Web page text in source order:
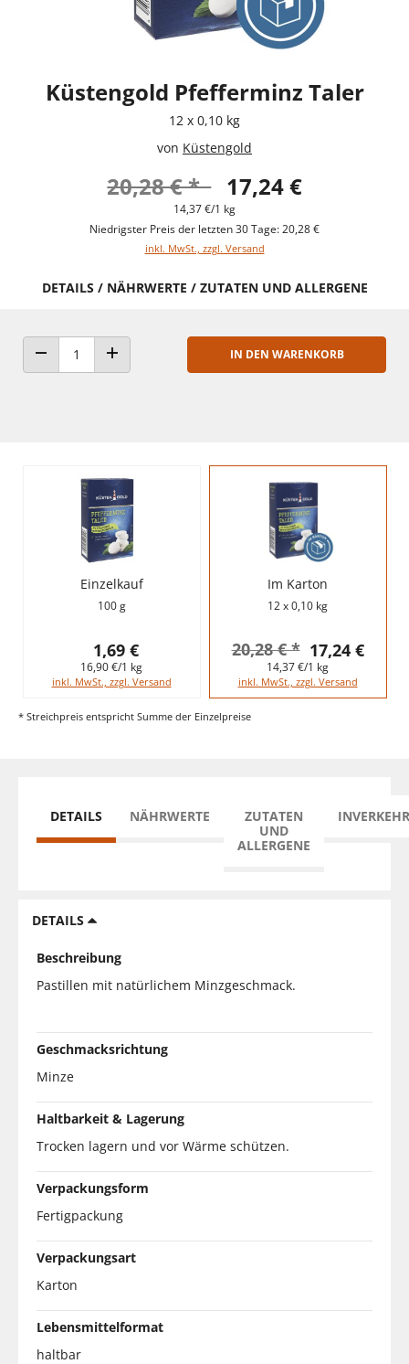
Küstengold Pfefferminz Taler
12 x 0,10 kg
von Küstengold
20,28 € * 17,24 €
14,37 €/1 kg
Niedrigster Preis der letzten 30 Tage: 20,28 €
inkl. MwSt., zzgl. Versand
DETAILS / NÄHRWERTE / ZUTATEN UND ALLERGENE
ANZAHL VERRINGERNANZAHL ERHÖHEN
IN DEN WARENKORB
Einzelkauf
100 g
1,69 €
16,90 €/1 kg
inkl. MwSt., zzgl. Versand
Im Karton
12 x 0,10 kg
17,24 €
20,28 € *
14,37 €/1 kg
inkl. MwSt., zzgl. Versand
* Streichpreis entspricht Summe der Einzelpreise
DETAILS NÄHRWERTE
ZUTATEN
UND
ALLERGENE
DETAILS
Beschreibung
Pastillen mit natürlichem Minzgeschmack.
Geschmacksrichtung
Minze
Haltbarkeit & Lagerung
Trocken lagern und vor Wärme schützen.
Verpackungsform
Fertigpackung
Verpackungsart
Karton
Lebensmittelformat
haltbar